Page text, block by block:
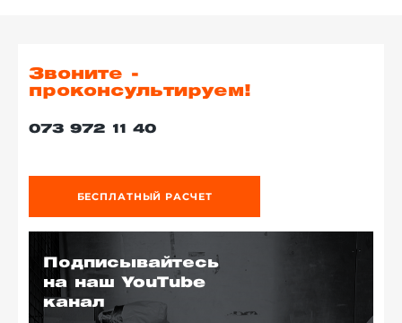
Звоните -
проконсультируем!
073 972 11 40
БЕСПЛАТНЫЙ РАСЧЕТ
Подписывайтесь
на наш YouTube
канал